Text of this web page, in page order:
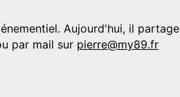
Aujourd'hui, il partage
par mail sur pierre@my89.fr